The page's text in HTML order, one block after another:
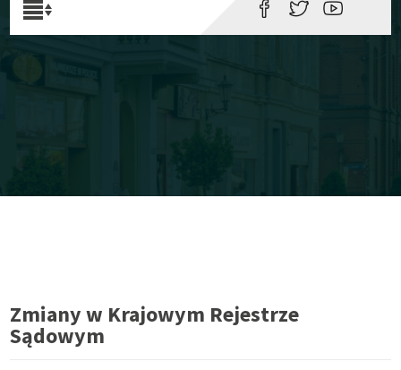
Zmiany w Krajowym Rejestrze
Sądowym